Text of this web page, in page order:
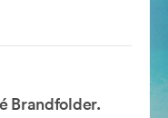
Brandfolder.